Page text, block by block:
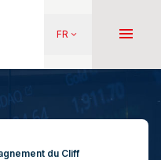
FR keyboard_arrow_down menu
du Cliff